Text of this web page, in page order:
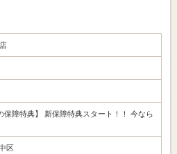
保障特典】 新保障特典スタート！！ 今なら
区